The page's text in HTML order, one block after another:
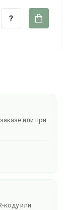
или при
коду или